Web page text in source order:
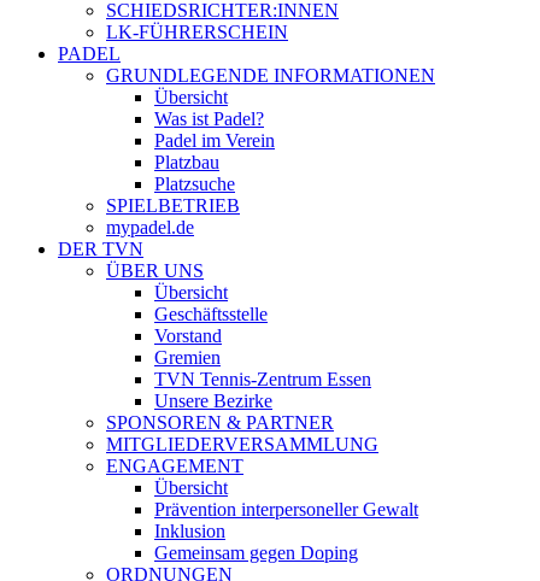
SCHIEDSRICHTER:INNEN
LK-FÜHRERSCHEIN
PADEL
GRUNDLEGENDE INFORMATIONEN
Übersicht
Was ist Padel?
Padel im Verein
Platzbau
Platzsuche
SPIELBETRIEB
mypadel.de
DER TVN
ÜBER UNS
Übersicht
Geschäftsstelle
Vorstand
Gremien
TVN Tennis-Zentrum Essen
Unsere Bezirke
SPONSOREN & PARTNER
MITGLIEDERVERSAMMLUNG
ENGAGEMENT
Übersicht
Prävention interpersoneller Gewalt
Inklusion
Gemeinsam gegen Doping
ORDNUNGEN